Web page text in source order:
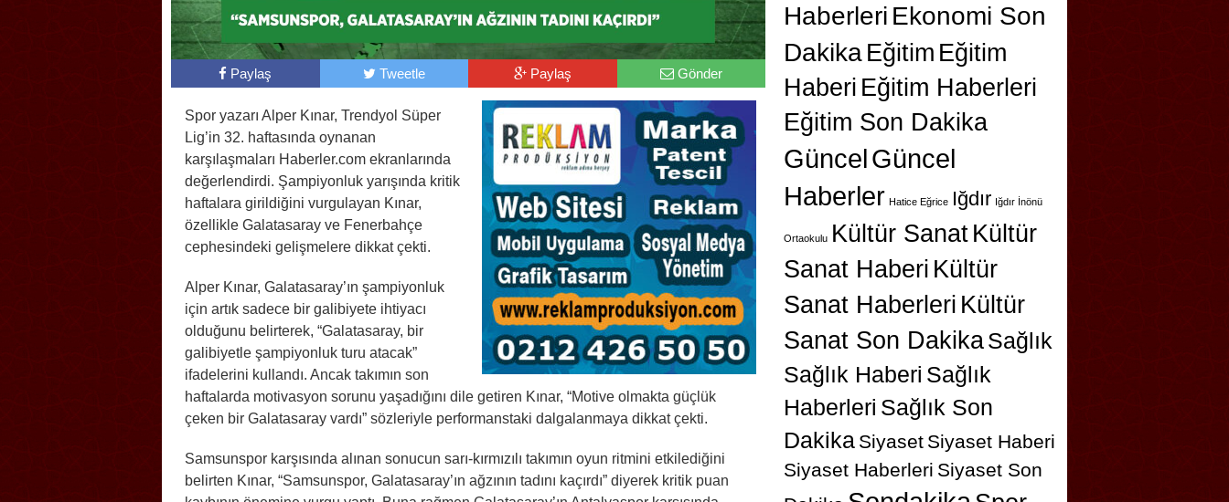
Paylaş Tweetle Paylaş Gönder
Spor yazarı Alper Kınar, Trendyol Süper
Lig’in 32. haftasında oynanan
karşılaşmaları Haberler.com ekranlarında
değerlendirdi. Şampiyonluk yarışında kritik
haftalara girildiğini vurgulayan Kınar,
özellikle Galatasaray ve Fenerbahçe
cephesindeki gelişmelere dikkat çekti.
Alper Kınar, Galatasaray’ın şampiyonluk
için artık sadece bir galibiyete ihtiyacı
olduğunu belirterek, “Galatasaray, bir
galibiyetle şampiyonluk turu atacak”
ifadelerini kullandı. Ancak takımın son
haftalarda motivasyon sorunu yaşadığını dile getiren Kınar, “Motive olmakta güçlük
çeken bir Galatasaray vardı” sözleriyle performanstaki dalgalanmaya dikkat çekti.
Samsunspor karşısında alınan sonucun sarı-kırmızılı takımın oyun ritmini etkilediğini
belirten Kınar, “Samsunspor, Galatasaray’ın ağzının tadını kaçırdı” diyerek kritik puan
Haberleri Ekonomi Son
Dakika Eğitim Eğitim
Haberi Eğitim Haberleri
Eğitim Son Dakika
GüncelGüncel
Haberler Hatice Eğrice Iğdır Iğdır İnönü
Ortaokulu Kültür SanatKültür
Sanat Haberi Kültür
Sanat Haberleri Kültür
Sanat Son DakikaSağlık
Sağlık Haberi Sağlık
Haberleri Sağlık Son
Dakika Siyaset Siyaset Haberi
Siyaset Haberleri Siyaset Son